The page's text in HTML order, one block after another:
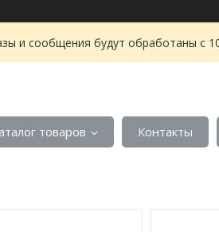
и сообщения будут обработаны с
товаров Контакты